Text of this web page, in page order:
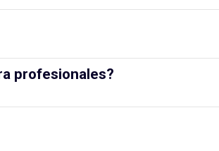
profesionales?